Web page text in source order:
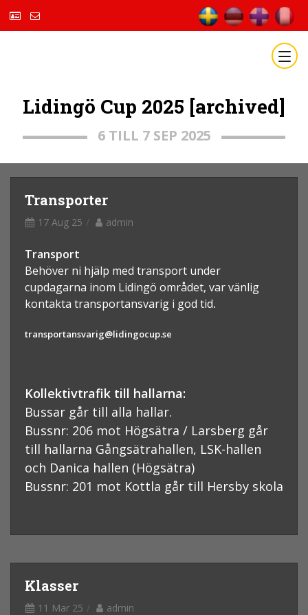
Lidingö Cup 2025 [archived]
6 TILL 7 SEP 2025
Transporter
17 Aug 25 admin
Transport
Behöver ni hjälp med transport under
cupdagarna inom Lidingö området, var vänlig
kontakta transportansvarig i god tid.
transportansvarig@lidingocup.se
Kollektivtrafik till hallarna:
Bussar går till alla hallar.
Bussnr: 206 mot Högsätra / Larsberg går
till hallarna Gångsätrahallen, LSK-hallen
och Danica hallen (Högsätra)
Bussnr: 201 mot Kottla går till Hersby skola
Klasser
11 Mar 25 admin